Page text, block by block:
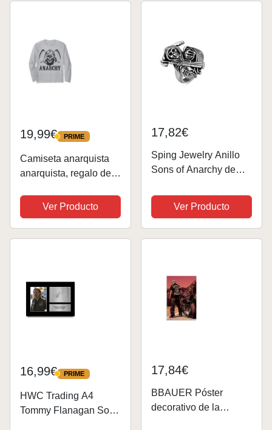
19,99€ PRIME
PRIME
Camiseta anarquista
anarquista, regalo de
y activismo Manga
Larga
Ver Producto
17,82€
Sping Jewelry Anillo
Sons of Anarchy de
hombres, Metal,
Ver Producto
16,99€ PRIME
PRIME
HWC Trading A4
Tommy Flanagan Sons
17,84€
BBAUER Póster
decorativo de la